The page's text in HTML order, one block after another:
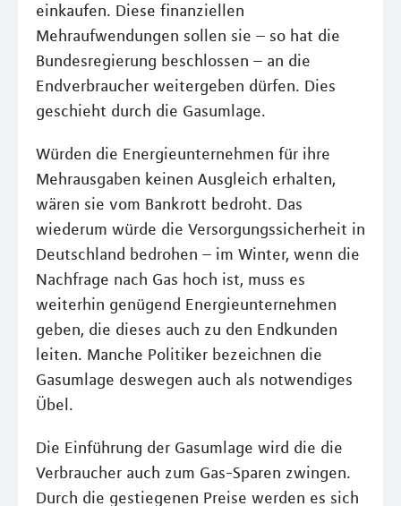
einkaufen. Diese finanziellen
Mehraufwendungen sollen sie – so hat die
Bundesregierung beschlossen – an die
Endverbraucher weitergeben dürfen. Dies
geschieht durch die Gasumlage.
Würden die Energieunternehmen für ihre
Mehrausgaben keinen Ausgleich erhalten,
wären sie vom Bankrott bedroht. Das
wiederum würde die Versorgungssicherheit in
Deutschland bedrohen – im Winter, wenn die
Nachfrage nach Gas hoch ist, muss es
weiterhin genügend Energieunternehmen
geben, die dieses auch zu den Endkunden
leiten. Manche Politiker bezeichnen die
Gasumlage deswegen auch als notwendiges
Übel.
Die Einführung der Gasumlage wird die die
Verbraucher auch zum Gas-Sparen zwingen.
Durch die gestiegenen Preise werden es sich